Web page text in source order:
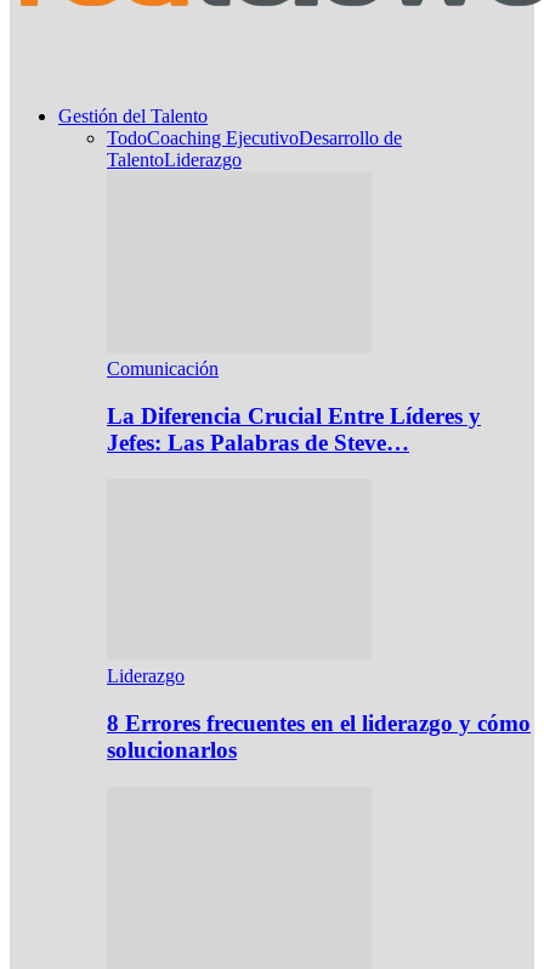
Gestión del Talento
TodoCoaching EjecutivoDesarrollo de
TalentoLiderazgo
Comunicación
La Diferencia Crucial Entre Líderes y
Jefes: Las Palabras de Steve…
Liderazgo
8 Errores frecuentes en el liderazgo y cómo
solucionarlos